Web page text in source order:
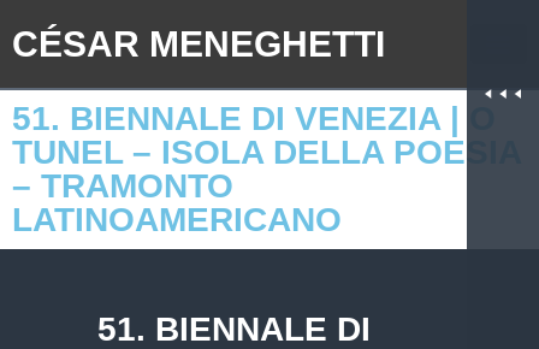
CÉSAR MENEGHETTI
51. BIENNALE DI VENEZIA | O
TUNEL – ISOLA DELLA POESIA
– TRAMONTO
LATINOAMERICANO
51. BIENNALE DI